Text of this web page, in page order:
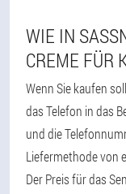
WIE IN
CREME FÜR
Wenn Sie kaufen
das Telefon in das
und die
Liefermethode von
Der Preis für das